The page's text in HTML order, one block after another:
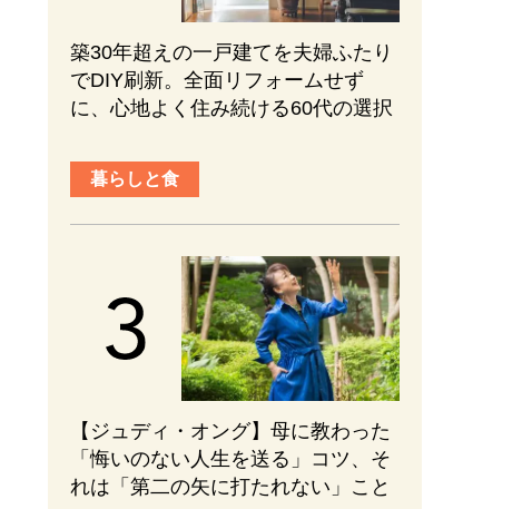
築30年超えの一戸建てを夫婦ふたり
でDIY刷新。全面リフォームせず
に、心地よく住み続ける60代の選択
暮らしと食
【ジュディ・オング】母に教わった
「悔いのない人生を送る」コツ、そ
れは「第二の矢に打たれない」こと